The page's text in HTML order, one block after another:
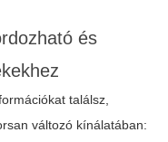
és
találsz,
változó kínálatában: